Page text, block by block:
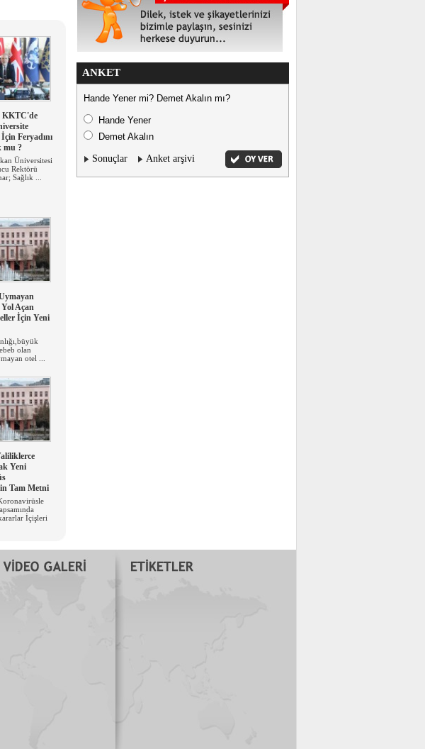
KKTC'de
Feryadını
mu ?
Üniversitesi
Rektörü
Sağlık ...
Açan
İçin Yeni
olan
otel ...
Yeni
Tam Metni
İçişleri
ANKET
Hande Yener mi? Demet Akalın mı?
Hande Yener
Demet Akalın
Sonuçlar Anket arşivi